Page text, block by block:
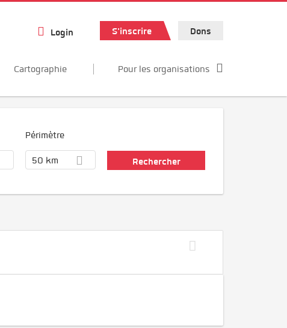
Login S'inscrire Dons
Cartographie Pour les organisations
Périmètre
50 km